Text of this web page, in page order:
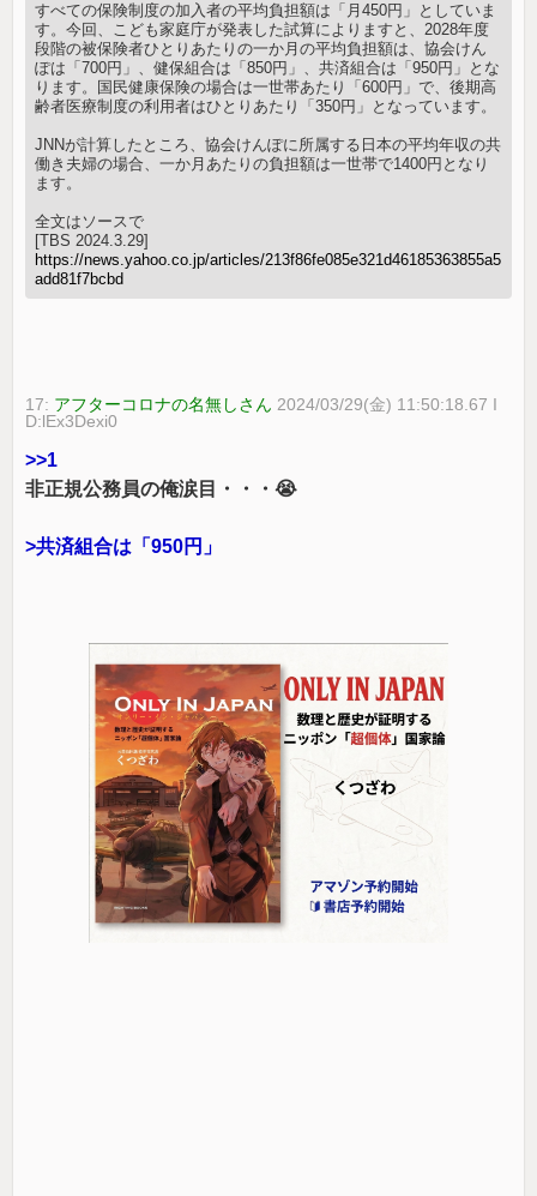
すべての保険制度の加入者の平均負担額は「月450円」としていま
す。今回、こども家庭庁が発表した試算によりますと、2028年度
段階の被保険者ひとりあたりの一か月の平均負担額は、協会けん
ぽは「700円」、健保組合は「850円」、共済組合は「950円」とな
ります。国民健康保険の場合は一世帯あたり「600円」で、後期高
齢者医療制度の利用者はひとりあたり「350円」となっています。
JNNが計算したところ、協会けんぽに所属する日本の平均年収の共
働き夫婦の場合、一か月あたりの負担額は一世帯で1400円となり
ます。
全文はソースで
[TBS 2024.3.29]
https://news.yahoo.co.jp/articles/213f86fe085e321d46185363855a5
add81f7bcbd
17: アフターコロナの名無しさん 2024/03/29(金) 11:50:18.67 I
D:lEx3Dexi0
>>1
非正規公務員の俺涙目・・・😭
>共済組合は「950円」